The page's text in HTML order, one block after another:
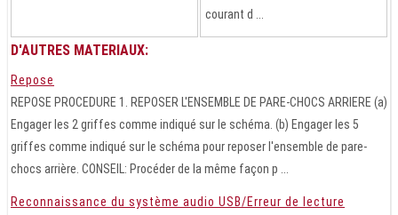
courant d ...
D'AUTRES MATERIAUX:
Repose
REPOSE PROCEDURE 1. REPOSER L'ENSEMBLE DE PARE-CHOCS ARRIERE (a)
Engager les 2 griffes comme indiqué sur le schéma. (b) Engager les 5
griffes comme indiqué sur le schéma pour reposer l'ensemble de pare-
chocs arrière. CONSEIL: Procéder de la même façon p ...
Reconnaissance du système audio USB/Erreur de lecture